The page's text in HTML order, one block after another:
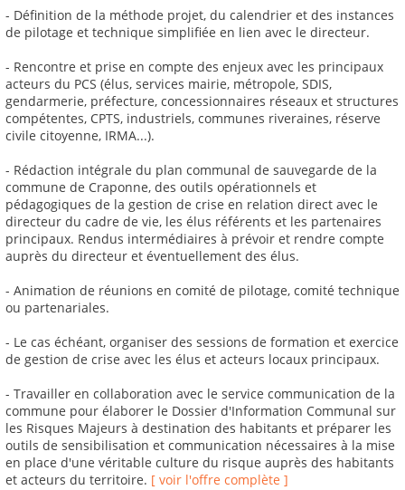
- Définition de la méthode projet, du calendrier et des instances
de pilotage et technique simplifiée en lien avec le directeur.
- Rencontre et prise en compte des enjeux avec les principaux
acteurs du PCS (élus, services mairie, métropole, SDIS,
gendarmerie, préfecture, concessionnaires réseaux et structures
compétentes, CPTS, industriels, communes riveraines, réserve
civile citoyenne, IRMA...).
- Rédaction intégrale du plan communal de sauvegarde de la
commune de Craponne, des outils opérationnels et
pédagogiques de la gestion de crise en relation direct avec le
directeur du cadre de vie, les élus référents et les partenaires
principaux. Rendus intermédiaires à prévoir et rendre compte
auprès du directeur et éventuellement des élus.
- Animation de réunions en comité de pilotage, comité technique
ou partenariales.
- Le cas échéant, organiser des sessions de formation et exercice
de gestion de crise avec les élus et acteurs locaux principaux.
- Travailler en collaboration avec le service communication de la
commune pour élaborer le Dossier d'Information Communal sur
les Risques Majeurs à destination des habitants et préparer les
outils de sensibilisation et communication nécessaires à la mise
en place d'une véritable culture du risque auprès des habitants
et acteurs du territoire. [ voir l'offre complète ]